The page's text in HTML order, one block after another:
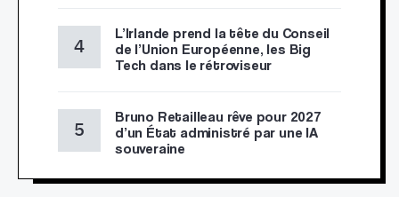
L’Irlande prend la tête du Conseil
de l’Union Européenne, les Big
Tech dans le rétroviseur
Bruno Retailleau rêve pour 2027
d’un État administré par une IA
souveraine